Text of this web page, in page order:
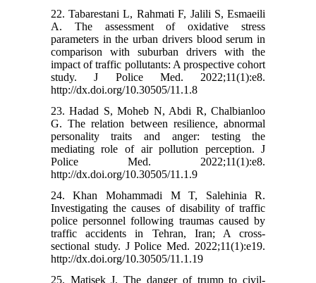
22. Tabarestani L, Rahmati F, Jalili S, Esmaeili
A. The assessment of oxidative stress
parameters in the urban drivers blood serum in
comparison with suburban drivers with the
impact of traffic pollutants: A prospective cohort
study. J Police Med. 2022;11(1):e8.
http://dx.doi.org/10.30505/11.1.8
23. Hadad S, Moheb N, Abdi R, Chalbianloo
G. The relation between resilience, abnormal
personality traits and anger: testing the
mediating role of air pollution perception. J
Police Med. 2022;11(1):e8.
http://dx.doi.org/10.30505/11.1.9
24. Khan Mohammadi M T, Salehinia R.
Investigating the causes of disability of traffic
police personnel following traumas caused by
traffic accidents in Tehran, Iran; A cross-
sectional study. J Police Med. 2022;11(1):e19.
http://dx.doi.org/10.30505/11.1.19
25. Matisek J. The danger of trump to civil-